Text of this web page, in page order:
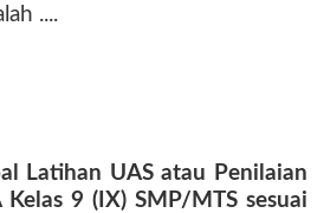
....
Latihan UAS atau Penilaian
9 (IX) SMP/MTS sesuai